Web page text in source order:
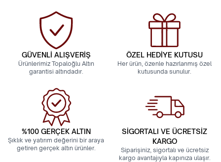
GÜVENLİ ALIŞVERİŞ
Ürünlerimiz Topaloğlu Altın
garantisi altındadır.
ÖZEL HEDİYE KUTUSU
Her ürün, özenle hazırlanmış özel
kutusunda sunulur.
%100 GERÇEK ALTIN
Şıklık ve yatırım değerini bir araya
getiren gerçek altın ürünler.
SİGORTALI VE ÜCRETSİZ
KARGO
Siparişiniz, sigortalı ve ücretsiz
kargo avantajıyla kapınıza ulaşır.